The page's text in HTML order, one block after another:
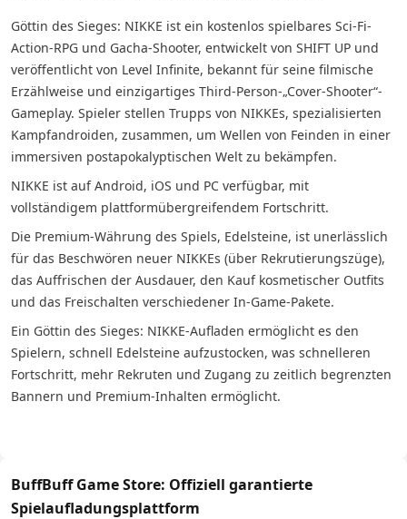
Göttin des Sieges: NIKKE ist ein kostenlos spielbares Sci-Fi-
Action-RPG und Gacha-Shooter, entwickelt von SHIFT UP und
veröffentlicht von Level Infinite, bekannt für seine filmische
Erzählweise und einzigartiges Third-Person-„Cover-Shooter“-
Gameplay. Spieler stellen Trupps von NIKKEs, spezialisierten
Kampfandroiden, zusammen, um Wellen von Feinden in einer
immersiven postapokalyptischen Welt zu bekämpfen.
NIKKE ist auf Android, iOS und PC verfügbar, mit
vollständigem plattformübergreifendem Fortschritt.
Die Premium-Währung des Spiels, Edelsteine, ist unerlässlich
für das Beschwören neuer NIKKEs (über Rekrutierungszüge),
das Auffrischen der Ausdauer, den Kauf kosmetischer Outfits
und das Freischalten verschiedener In-Game-Pakete.
Ein Göttin des Sieges: NIKKE-Aufladen ermöglicht es den
Spielern, schnell Edelsteine aufzustocken, was schnelleren
Fortschritt, mehr Rekruten und Zugang zu zeitlich begrenzten
Bannern und Premium-Inhalten ermöglicht.
BuffBuff Game Store: Offiziell garantierte
Spielaufladungsplattform